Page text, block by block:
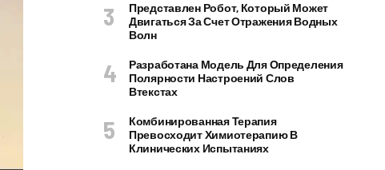
Представлен Робот, Который Может
Двигаться За Счет Отражения Водных
Волн
Разработана Модель Для Определения
Полярности Настроений Слов
Втекстах
Комбинированная Терапия
Превосходит Химиотерапию В
Клинических Испытаниях